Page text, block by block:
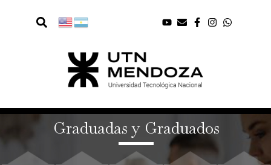
Graduadas y Graduados